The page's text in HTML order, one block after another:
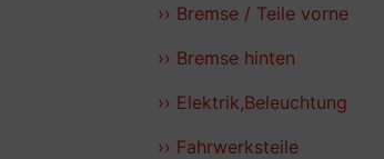
›› Bremse / Teile vorne
›› Bremse hinten
›› Elektrik,Beleuchtung
›› Fahrwerksteile